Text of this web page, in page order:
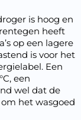
is hoog en
heeft
op een lagere
is voor het
Een
een
wel dat de
het wasgoed